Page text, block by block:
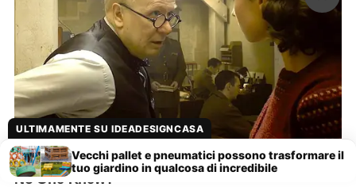
ULTIMAMENTE SU IDEADESIGNCASA
Vecchi pallet e pneumatici possono trasformare il
tuo giardino in qualcosa di incredibile